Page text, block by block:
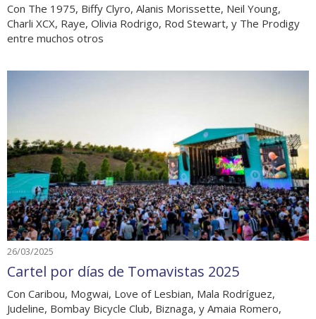
Con The 1975, Biffy Clyro, Alanis Morissette, Neil Young,
Charli XCX, Raye, Olivia Rodrigo, Rod Stewart, y The Prodigy
entre muchos otros
26/03/2025
Cartel por días de Tomavistas 2025
Con Caribou, Mogwai, Love of Lesbian, Mala Rodríguez,
Judeline, Bombay Bicycle Club, Biznaga, y Amaia Romero,